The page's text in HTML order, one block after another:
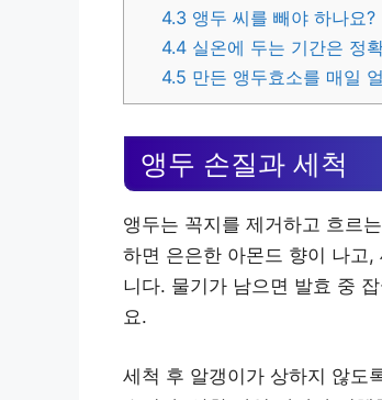
4.3 앵두 씨를 빼야 하나요?
4.4 실온에 두는 기간은 정
4.5 만든 앵두효소를 매일
앵두 손질과 세척
앵두는 꼭지를 제거하고 흐르
하면 은은한 아몬드 향이 나고
니다. 물기가 남으면 발효 중
요.
세척 후 알갱이가 상하지 않도